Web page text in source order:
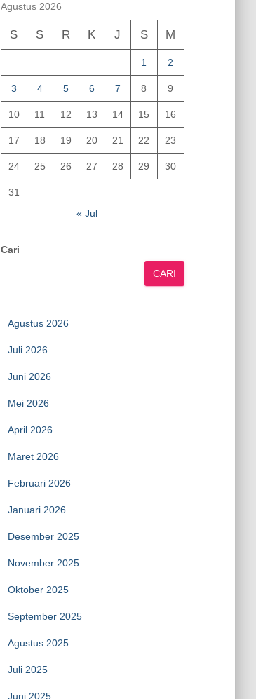
Agustus 2026
S S R K J S M
1 2
3 4 5 6 7 8 9
10 11 12 13 14 15 16
17 18 19 20 21 22 23
24 25 26 27 28 29 30
31
« Jul
Cari
CARI
Agustus 2026
Juli 2026
Juni 2026
Mei 2026
April 2026
Maret 2026
Februari 2026
Januari 2026
Desember 2025
November 2025
Oktober 2025
September 2025
Agustus 2025
Juli 2025
Juni 2025